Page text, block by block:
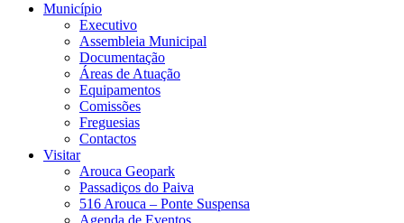
Município
Executivo
Assembleia Municipal
Documentação
Áreas de Atuação
Equipamentos
Comissões
Freguesias
Contactos
Visitar
Arouca Geopark
Passadiços do Paiva
516 Arouca – Ponte Suspensa
Agenda de Eventos